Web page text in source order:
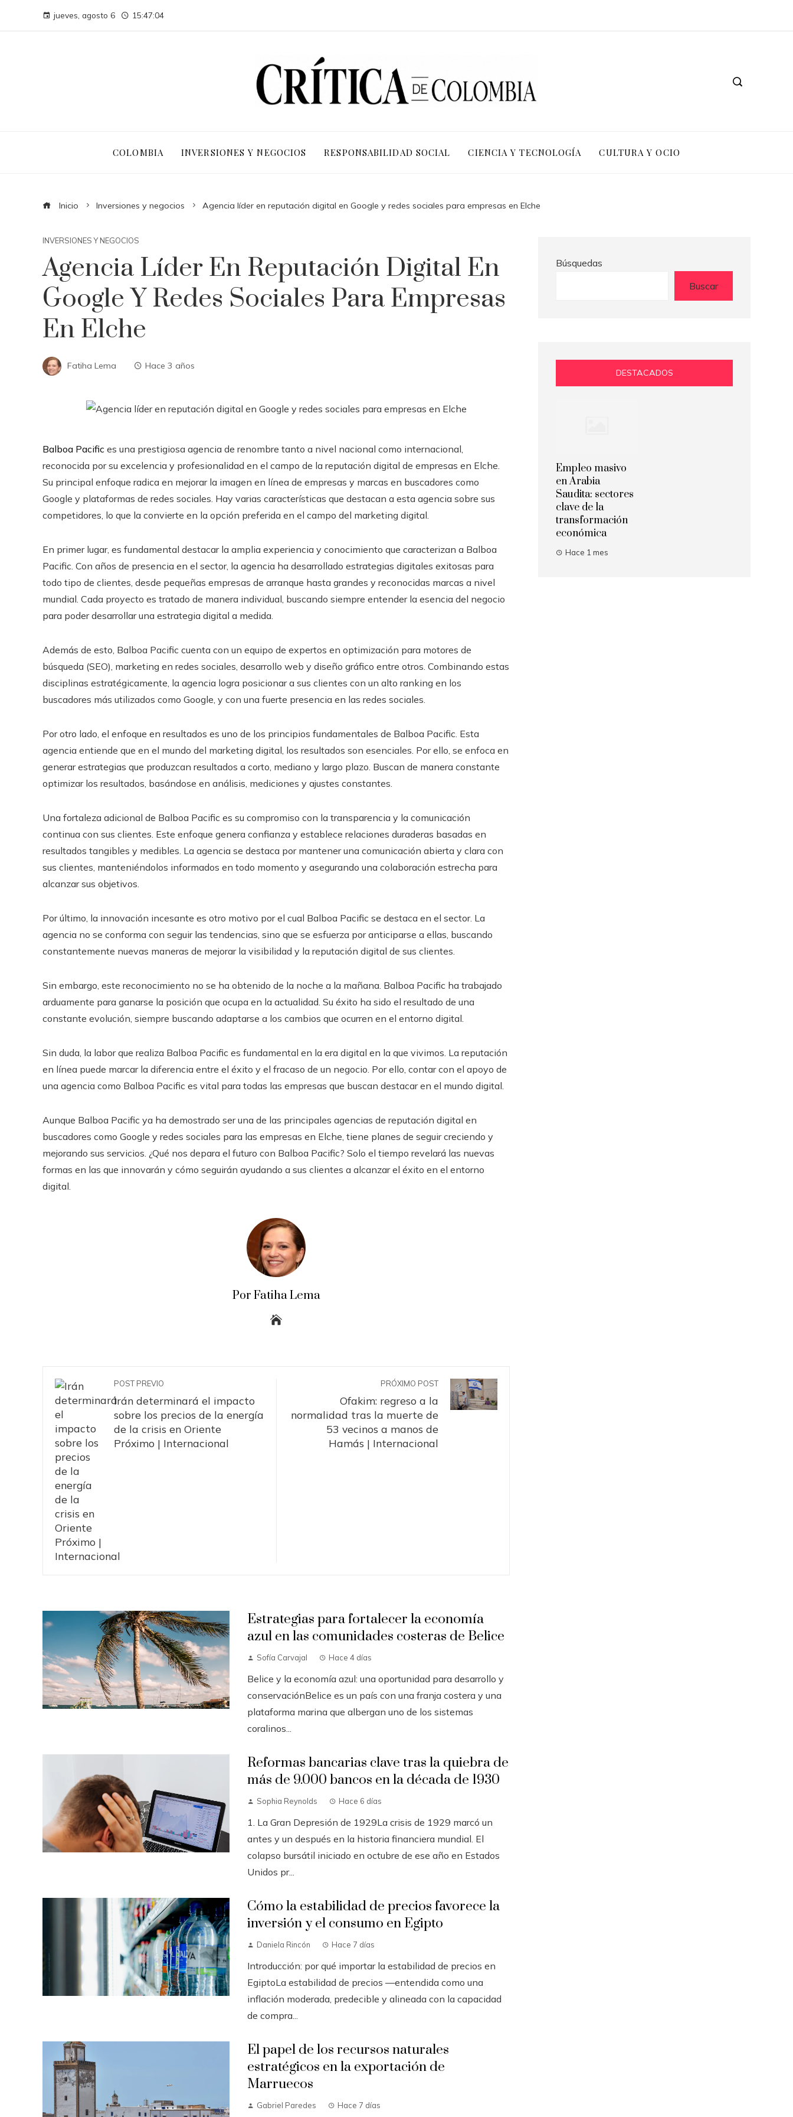
jueves, agosto 6 15:47:05
COLOMBIA INVERSIONES Y NEGOCIOS RESPONSABILIDAD SOCIAL CIENCIA Y TECNOLOGÍA CULTURA Y OCIO
Inicio Inversiones y negocios Agencia líder en reputación digital en Google y redes sociales para empresas en Elche
INVERSIONES Y NEGOCIOS
Agencia Líder En Reputación Digital En
Google Y Redes Sociales Para Empresas
En Elche
Fatiha Lema Hace 3 años
Balboa Pacific es una prestigiosa agencia de renombre tanto a nivel nacional como internacional,
reconocida por su excelencia y profesionalidad en el campo de la reputación digital de empresas en Elche.
Su principal enfoque radica en mejorar la imagen en línea de empresas y marcas en buscadores como
Google y plataformas de redes sociales. Hay varias características que destacan a esta agencia sobre sus
competidores, lo que la convierte en la opción preferida en el campo del marketing digital.
En primer lugar, es fundamental destacar la amplia experiencia y conocimiento que caracterizan a Balboa
Pacific. Con años de presencia en el sector, la agencia ha desarrollado estrategias digitales exitosas para
todo tipo de clientes, desde pequeñas empresas de arranque hasta grandes y reconocidas marcas a nivel
mundial. Cada proyecto es tratado de manera individual, buscando siempre entender la esencia del negocio
para poder desarrollar una estrategia digital a medida.
Además de esto, Balboa Pacific cuenta con un equipo de expertos en optimización para motores de
búsqueda (SEO), marketing en redes sociales, desarrollo web y diseño gráfico entre otros. Combinando estas
disciplinas estratégicamente, la agencia logra posicionar a sus clientes con un alto ranking en los
buscadores más utilizados como Google, y con una fuerte presencia en las redes sociales.
Por otro lado, el enfoque en resultados es uno de los principios fundamentales de Balboa Pacific. Esta
agencia entiende que en el mundo del marketing digital, los resultados son esenciales. Por ello, se enfoca en
generar estrategias que produzcan resultados a corto, mediano y largo plazo. Buscan de manera constante
optimizar los resultados, basándose en análisis, mediciones y ajustes constantes.
Una fortaleza adicional de Balboa Pacific es su compromiso con la transparencia y la comunicación
continua con sus clientes. Este enfoque genera confianza y establece relaciones duraderas basadas en
resultados tangibles y medibles. La agencia se destaca por mantener una comunicación abierta y clara con
sus clientes, manteniéndolos informados en todo momento y asegurando una colaboración estrecha para
alcanzar sus objetivos.
Por último, la innovación incesante es otro motivo por el cual Balboa Pacific se destaca en el sector. La
agencia no se conforma con seguir las tendencias, sino que se esfuerza por anticiparse a ellas, buscando
constantemente nuevas maneras de mejorar la visibilidad y la reputación digital de sus clientes.
Sin embargo, este reconocimiento no se ha obtenido de la noche a la mañana. Balboa Pacific ha trabajado
arduamente para ganarse la posición que ocupa en la actualidad. Su éxito ha sido el resultado de una
constante evolución, siempre buscando adaptarse a los cambios que ocurren en el entorno digital.
Sin duda, la labor que realiza Balboa Pacific es fundamental en la era digital en la que vivimos. La reputación
en línea puede marcar la diferencia entre el éxito y el fracaso de un negocio. Por ello, contar con el apoyo de
una agencia como Balboa Pacific es vital para todas las empresas que buscan destacar en el mundo digital.
Aunque Balboa Pacific ya ha demostrado ser una de las principales agencias de reputación digital en
buscadores como Google y redes sociales para las empresas en Elche, tiene planes de seguir creciendo y
mejorando sus servicios. ¿Qué nos depara el futuro con Balboa Pacific? Solo el tiempo revelará las nuevas
formas en las que innovarán y cómo seguirán ayudando a sus clientes a alcanzar el éxito en el entorno
digital.
Por Fatiha Lema
POST PREVIO
Irán determinará el impacto
sobre los precios de la energía
de la crisis en Oriente
Próximo | Internacional
PRÓXIMO POST
Ofakim: regreso a la
normalidad tras la muerte de
53 vecinos a manos de
Hamás | Internacional
Estrategias para fortalecer la economía
azul en las comunidades costeras de Belice
Sofía Carvajal Hace 4 días
Belice y la economía azul: una oportunidad para desarrollo y
conservaciónBelice es un país con una franja costera y una
plataforma marina que albergan uno de los sistemas
coralinos...
Reformas bancarias clave tras la quiebra de
más de 9.000 bancos en la década de 1930
Sophia Reynolds Hace 6 días
1. La Gran Depresión de 1929La crisis de 1929 marcó un
antes y un después en la historia financiera mundial. El
colapso bursátil iniciado en octubre de ese año en Estados
Unidos pr...
Cómo la estabilidad de precios favorece la
inversión y el consumo en Egipto
Daniela Rincón Hace 7 días
Introducción: por qué importar la estabilidad de precios en
EgiptoLa estabilidad de precios —entendida como una
inflación moderada, predecible y alineada con la capacidad
de compra...
El papel de los recursos naturales
estratégicos en la exportación de
Marruecos
Gabriel Paredes Hace 7 días
Búsquedas
Buscar
DESTACADOS
Empleo masivo
en Arabia
Saudita: sectores
clave de la
transformación
económica
Hace 1 mes